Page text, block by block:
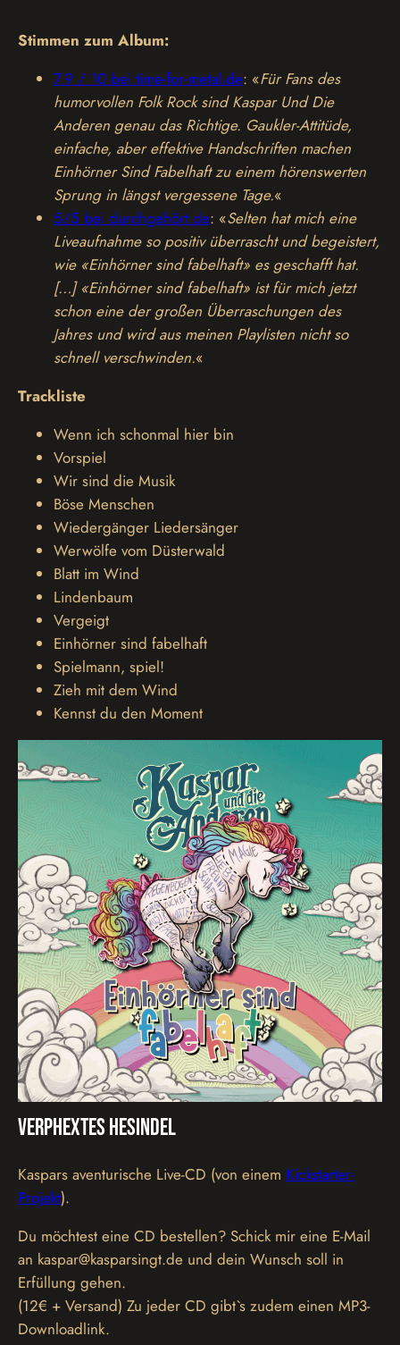
Stimmen zum Album:
7.9 / 10 bei time-for-metal.de: «Für Fans des
humorvollen Folk Rock sind Kaspar Und Die
Anderen genau das Richtige. Gaukler-Attitüde,
einfache, aber effektive Handschriften machen
Einhörner Sind Fabelhaft zu einem hörenswerten
Sprung in längst vergessene Tage.«
5/5 bei durchgehört.de: «Selten hat mich eine
Liveaufnahme so positiv überrascht und begeistert,
wie «Einhörner sind fabelhaft» es geschafft hat.
[…] «Einhörner sind fabelhaft» ist für mich jetzt
schon eine der großen Überraschungen des
Jahres und wird aus meinen Playlisten nicht so
schnell verschwinden.«
Trackliste
Wenn ich schonmal hier bin
Vorspiel
Wir sind die Musik
Böse Menschen
Wiedergänger Liedersänger
Werwölfe vom Düsterwald
Blatt im Wind
Lindenbaum
Vergeigt
Einhörner sind fabelhaft
Spielmann, spiel!
Zieh mit dem Wind
Kennst du den Moment
Verphextes Hesindel
Kaspars aventurische Live-CD (von einem Kickstarter-
Projekt).
Du möchtest eine CD bestellen? Schick mir eine E-Mail
an kaspar@kasparsingt.de und dein Wunsch soll in
Erfüllung gehen.
(12€ + Versand) Zu jeder CD gibt`s zudem einen MP3-
Downloadlink.